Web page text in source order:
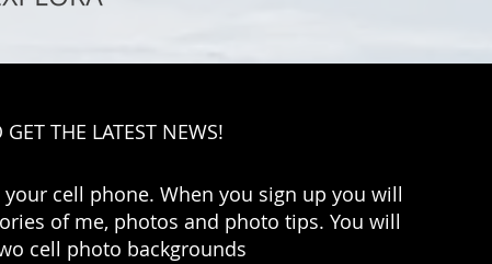
GET THE LATEST NEWS!
cell phone. When you sign up you will
of me, photos and photo tips. You will
cell photo backgrounds